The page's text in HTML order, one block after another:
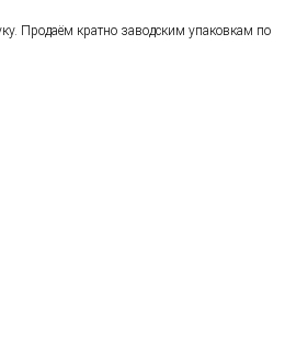
Продаём кратно заводским упаковкам по